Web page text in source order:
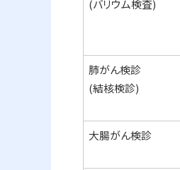
(バリウム検査)
肺がん検診
(結核検診)
大腸がん検診